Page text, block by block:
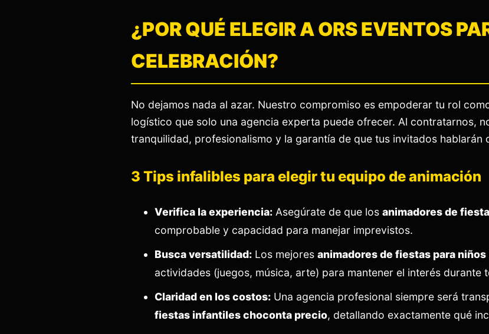
¿POR QUÉ ELEGIR A ORS EVENTOS
CELEBRACIÓN?
No dejamos nada al azar. Nuestro compromiso es empoderar tu rol
logístico que solo una agencia experta puede ofrecer. Al contratarnos,
tranquilidad, profesionalismo y la garantía de que tus invitados hablarán
3 Tips infalibles para elegir tu equipo de animación
Verifica la experiencia: Asegúrate de que los animadores de
comprobable y capacidad para manejar imprevistos.
Busca versatilidad: Los mejores animadores de fiestas para niños
actividades (juegos, música, arte) para mantener el interés durante
Claridad en los costos: Una agencia profesional siempre será
fiestas infantiles choconta precio, detallando exactamente qué